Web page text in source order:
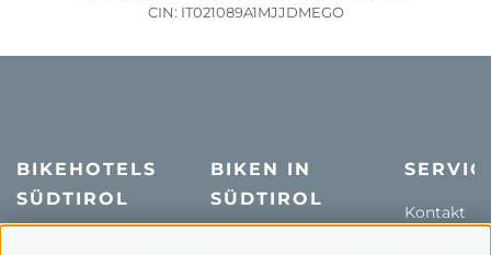
CIN: IT021089A1MJJDMEGO
BIKEHOTELS
SÜDTIROL
BIKEN IN
SÜDTIROL
Kontakt